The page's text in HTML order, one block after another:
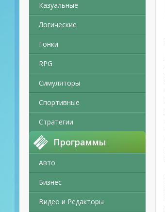
Казуальные
Логические
Гонки
RPG
Симуляторы
Спортивные
Стратегии
Программы
Авто
Бизнес
Видео и Редакторы